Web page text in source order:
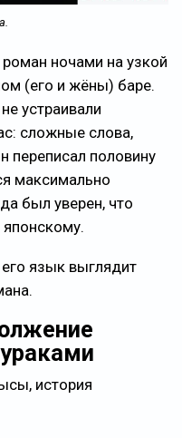
ночами на узкой
(его и жёны) баре.
устраивали
сложные слова,
переписал половину
максимально
был уверен, что
японскому.
язык выглядит
история